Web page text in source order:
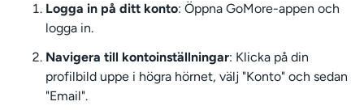
Logga in på ditt konto: Öppna GoMore-appen och
logga in.
Navigera till kontoinställningar: Klicka på din
profilbild uppe i högra hörnet, välj "Konto" och sedan
"Email".